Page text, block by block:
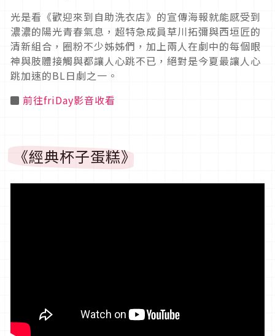
光是看《歡迎來到自助洗衣店》的宣傳海報就能感受到
濃濃的陽光青春氣息，超特急成員草川拓彌與西垣匠的
清新組合，圈粉不少姊姊們，加上兩人在劇中的每個眼
神與肢體接觸與都讓人心跳不已，絕對是今夏最讓人心
跳加速的BL日劇之一。
◼ 前往friDay影音收看
《經典杯子蛋糕》